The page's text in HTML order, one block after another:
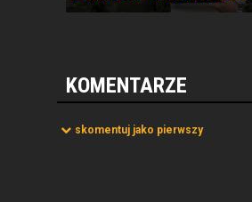
KOMENTARZE
skomentuj jako pierwszy